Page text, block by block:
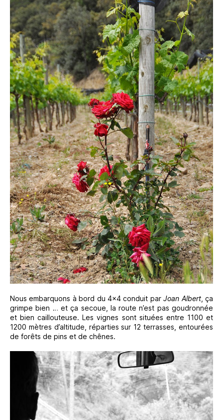
Nous embarquons à bord du 4×4 conduit parJoan Albert, ça
grimpe bien … et ça secoue, la route n’est pas goudronnée
et bien caillouteuse. Les vignes sont situées entre 1100 et
1200 mètres d’altitude, réparties sur 12 terrasses, entourées
de forêts de pins et de chênes.